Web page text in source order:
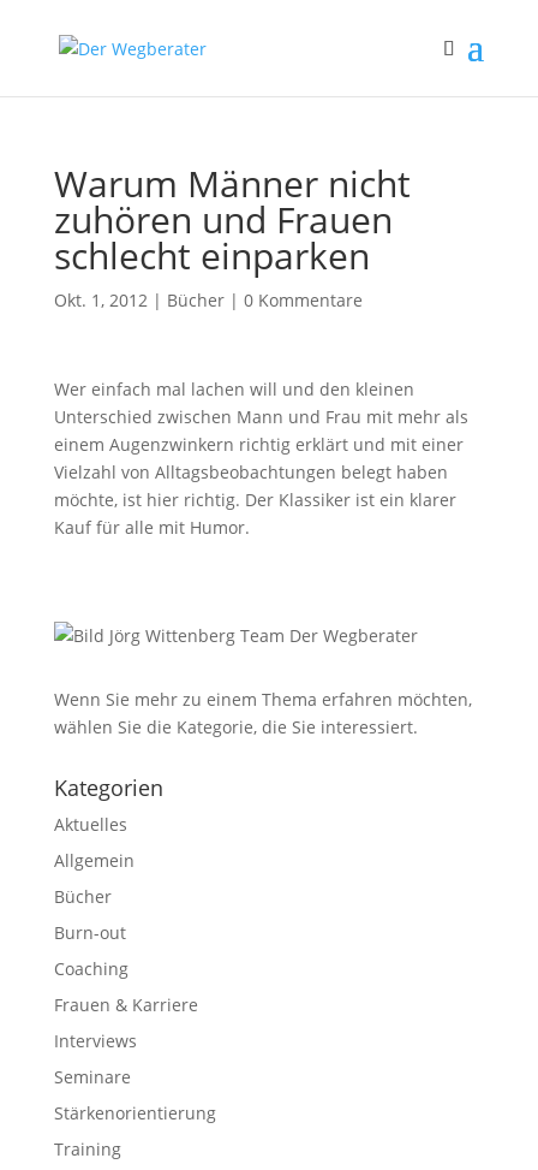
Warum Männer nicht
zuhören und Frauen
schlecht einparken
Okt. 1, 2012| Bücher| 0 Kommentare
Wer einfach mal lachen will und den kleinen
Unterschied zwischen Mann und Frau mit mehr als
einem Augenzwinkern richtig erklärt und mit einer
Vielzahl von Alltagsbeobachtungen belegt haben
möchte, ist hier richtig. Der Klassiker ist ein klarer
Kauf für alle mit Humor.
Wenn Sie mehr zu einem Thema erfahren möchten,
wählen Sie die Kategorie, die Sie interessiert.
Kategorien
Aktuelles
Allgemein
Bücher
Burn-out
Coaching
Frauen & Karriere
Interviews
Seminare
Stärkenorientierung
Training